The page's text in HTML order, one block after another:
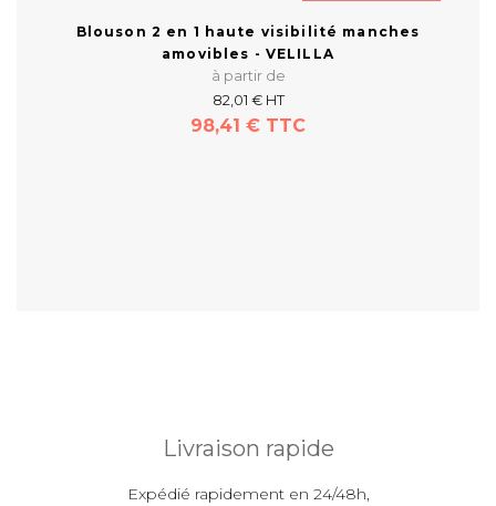
Blouson 2 en 1 haute visibilité manches
amovibles - VELILLA
à partir de
82,01 € HT
98,41 € TTC
Livraison rapide
Expédié rapidement en 24/48h,